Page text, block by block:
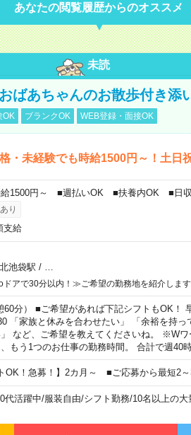
あなたの閲覧履歴からのオススメ
未読
ばあちゃんのお散歩付き添
OK ブランクOK WEB登録・面接OK
未経験でも時給1500円～！土日祝
給1500円～ ■週払いOK ■扶養内OK ■日収
り
支給
北池袋駅 /
アで30分以内！≫ご希望の勤務地を紹介します
60分） ■ご希望があれば下記シフトもOK！
「家族と休みを合わせたい」 「余裕を持
など、ご希望を教えてくださいね。 ※W
もう1つのお仕事の勤務時間。 合計で週40
OK！急募！】2カ月～ ■ご応募から最短2
代活躍中/服装自由/シフト勤務/10名以上の大